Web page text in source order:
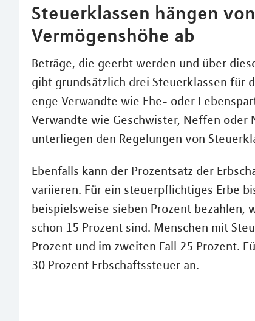
Steuerklassen hängen
Vermögenshöhe ab
Beträge, die geerbt werden und über
gibt grundsätzlich drei Steuerklassen für
enge Verwandte wie Ehe- oder
Verwandte wie Geschwister, Neffen oder
unterliegen den Regelungen von
Ebenfalls kann der Prozentsatz der
variieren. Für ein steuerpflichtiges Erbe
beispielsweise sieben Prozent bezahlen,
schon 15 Prozent sind. Menschen mit
Prozent und im zweiten Fall 25 Prozent.
30 Prozent Erbschaftssteuer an.